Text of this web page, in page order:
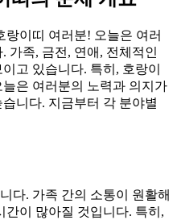
랑이띠 여러분! 오늘은 여러
가족, 금전, 연애, 전체적인
고 있습니다. 특히, 호랑이
은 여러분의 노력과 의지가
니다. 지금부터 각 분야별
다. 가족 간의 소통이 원활해
간이 많아질 것입니다. 특히,